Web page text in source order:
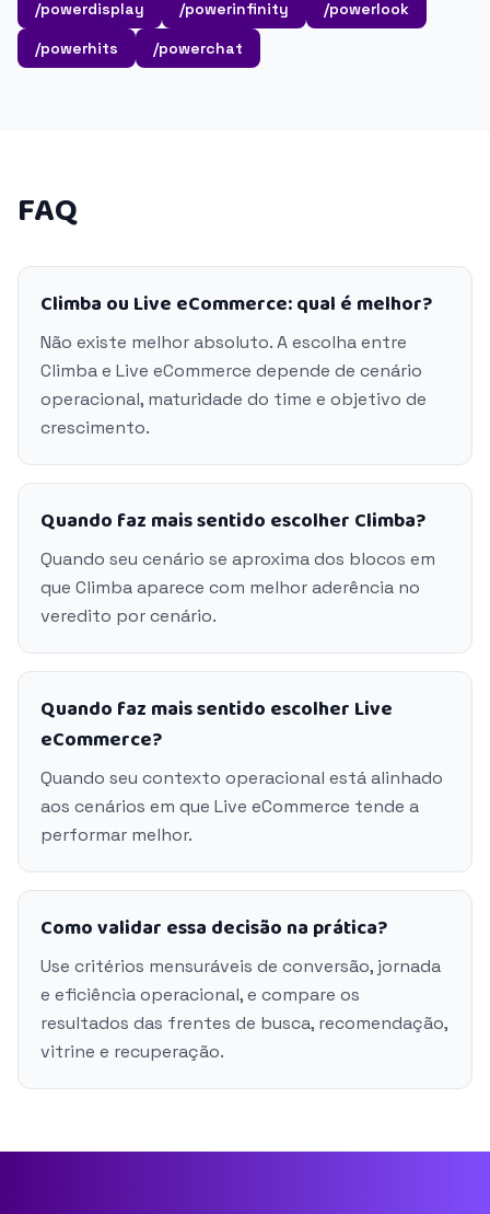
/powerdisplay /powerinfinity
/powerlook
/powerhits
/powerchat
FAQ
Climba ou Live eCommerce: qual é melhor?
Não existe melhor absoluto. A escolha entre
Climba e Live eCommerce depende de cenário
operacional, maturidade do time e objetivo de
crescimento.
Quando faz mais sentido escolher Climba?
Quando seu cenário se aproxima dos blocos em
que Climba aparece com melhor aderência no
veredito por cenário.
Quando faz mais sentido escolher Live
eCommerce?
Quando seu contexto operacional está alinhado
aos cenários em que Live eCommerce tende a
performar melhor.
Como validar essa decisão na prática?
Use critérios mensuráveis de conversão, jornada
e eficiência operacional, e compare os
resultados das frentes de busca, recomendação,
vitrine e recuperação.